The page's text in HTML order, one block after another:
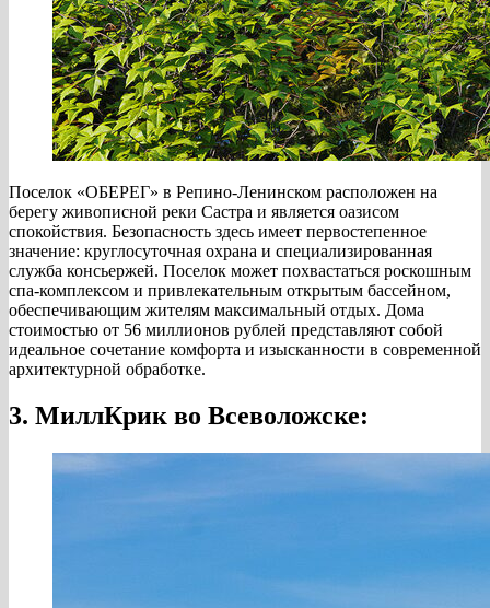
Поселок «ОБЕРЕГ» в Репино-Ленинском расположен на
берегу живописной реки Састра и является оазисом
спокойствия. Безопасность здесь имеет первостепенное
значение: круглосуточная охрана и специализированная
служба консьержей. Поселок может похвастаться роскошным
спа-комплексом и привлекательным открытым бассейном,
обеспечивающим жителям максимальный отдых. Дома
стоимостью от 56 миллионов рублей представляют собой
идеальное сочетание комфорта и изысканности в современной
архитектурной обработке.
3. МиллКрик во Всеволожске: